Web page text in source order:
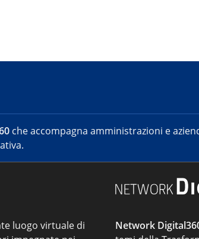
che accompagna amministrazioni e
luogo virtuale di
Network